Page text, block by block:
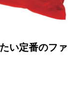
い定番のファ